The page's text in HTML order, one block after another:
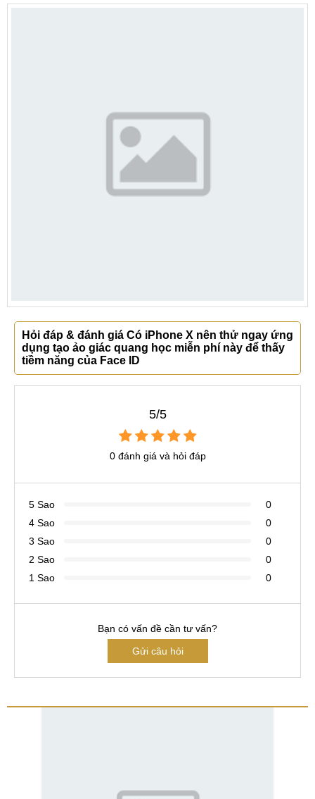
Hỏi đáp & đánh giá Có iPhone X nên thử ngay ứng
dụng tạo ảo giác quang học miễn phí này để thấy
tiềm năng của Face ID
5/5
0 đánh giá và hỏi đáp
5 Sao
0
4 Sao
0
3 Sao
0
2 Sao
0
1 Sao
0
Bạn có vấn đề cần tư vấn?
Gửi câu hỏi